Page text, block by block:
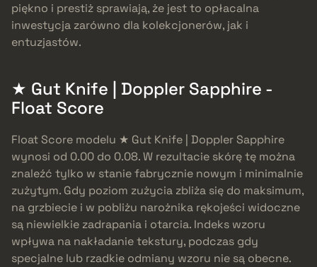
piękno i prestiż sprawiają, że jest to opłacalna
inwestycja zarówno dla kolekcjonerów, jak i
entuzjastów.
★ Gut Knife | Doppler Sapphire -
Float Score
Float Score modelu ★ Gut Knife | Doppler Sapphire
wynosi od 0.00 do 0.08. W rezultacie skórę tę można
znaleźć tylko w stanie fabrycznie nowym i minimalnie
zużytym. Gdy poziom zużycia zbliża się do maksimum,
na grzbiecie i w pobliżu narożnika rękojeści widoczne
są niewielkie zadrapania i otarcia. Indeks wzoru
wpływa na nakładanie tekstury, podczas gdy
specjalne lub rzadkie odmiany wzoru nie są obecne.